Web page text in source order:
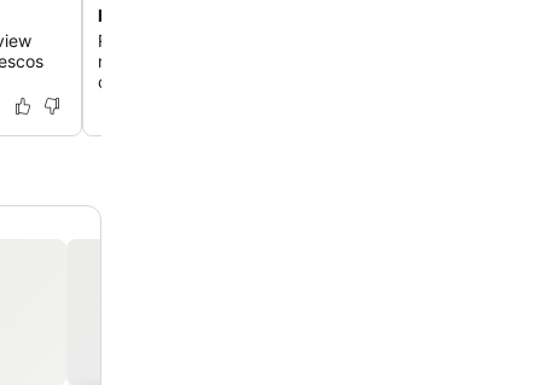
Diseño boutique con toques florales
Relájate en habitaciones amplias con obras de arte
ropa de cama italiana de lujo y elementos de diseño
combinan el encanto histórico con el lujo moderno.